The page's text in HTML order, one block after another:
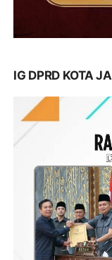
IG DPRD KOTA